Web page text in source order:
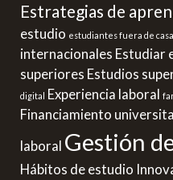
Estrategias de
estudio estudiantes fuera de casa
internacionales Estudiar
superiores Estudios
digital Experiencia laboral
Financiamiento
laboral Gestión
Hábitos de estudio